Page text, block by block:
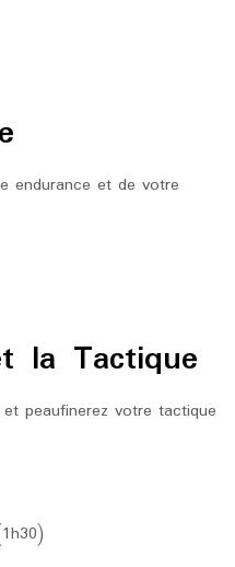
endurance et de votre
la Tactique
peaufinerez votre tactique